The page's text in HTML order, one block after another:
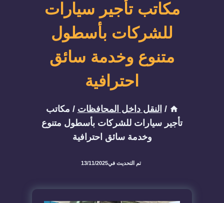
مكاتب تأجير سيارات
للشركات بأسطول
متنوع وخدمة سائق
احترافية
/ النقل داخل المحافظات / مكاتب
تأجير سيارات للشركات بأسطول متنوع
وخدمة سائق احترافية
تم التحديث في13/11/2025